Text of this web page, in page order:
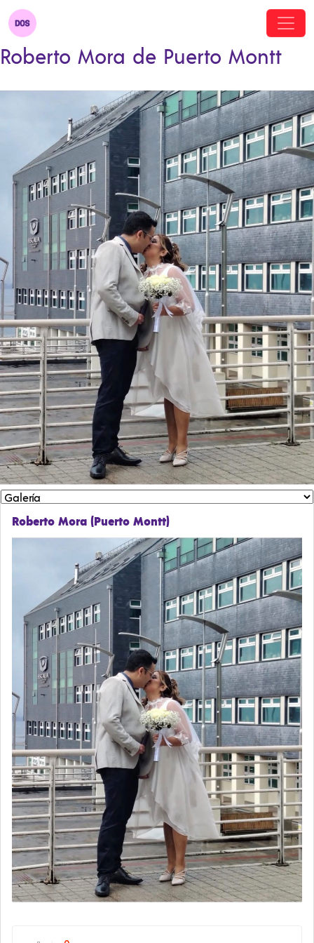
Roberto Mora de Puerto Montt
Roberto Mora (Puerto Montt)